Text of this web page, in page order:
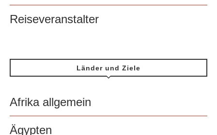
Reiseveranstalter
Länder und Ziele
Afrika allgemein
Ägypten